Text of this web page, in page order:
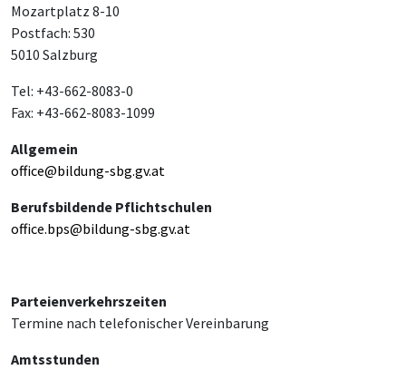
Mozartplatz 8-10
Postfach: 530
5010 Salzburg
Tel: +43-662-8083-0
Fax: +43-662-8083-1099
Allgemein
office@bildung-sbg.gv.at
Berufsbildende Pflichtschulen
office.bps@bildung-sbg.gv.at
Parteienverkehrszeiten
Termine nach telefonischer Vereinbarung
Amtsstunden